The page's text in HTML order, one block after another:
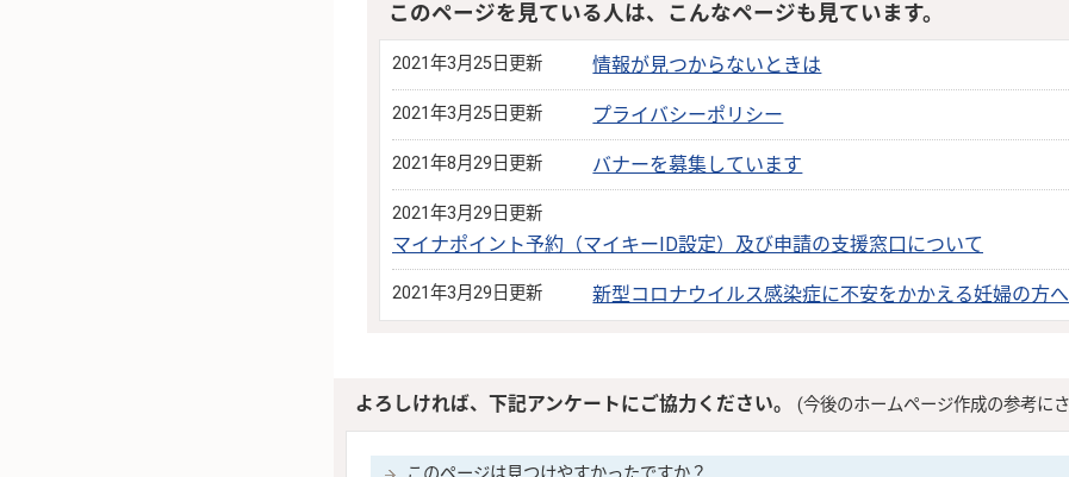
このページを見ている人は、こんなページも見ています。
2021年3月25日更新 情報が見つからないときは
2021年3月25日更新 プライバシーポリシー
2021年8月29日更新 バナーを募集しています
2021年3月29日更新
マイナポイント予約（マイキーID設定）及び申請の支援窓口について
2021年3月29日更新 新型コロナウイルス感染症に不安をかかえる妊婦の方へ